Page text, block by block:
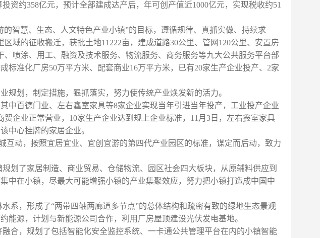
投资约358亿元，预计全部建成达产后，年可创产值近1000亿元，实现税收约51
智慧、生态、人文特色产业小镇”的目标，遵循规律、真抓实做、持续求
区域的征收搬迁，获批土地11222亩，建成道路30公里、管网 120公里、安置房
、喷涂、用工、融资及技术服务、物流服务、商务服务等九大公共服务平台部
标准化厂房50万平方米、配套商业16万平方米，已有20家生产企业投产、 2家
规划，制定措施，狠抓落实，努力使传统产业焕发新的活力。
中百德门业、左右鑫室家具等8家企业实现当年引进当年投产，工业投产企业
贸企业正常营业， 10家生产企业达到规上企业标准， 11 月 3日，左右鑫室家具
中心挂牌的家居企业。
互动，按照宜居宜业、宜创宜游的第四代产业园区的标准，谋定而后动，致力
划了家居制造、商业贸易、仓储物流、园区社会四大板块，从原辅料供应到
中在小镇，尽最大可能增强小镇的产业集聚效应，努力把小镇打造成中国中
系，形成了“两带四轴两廊道多节点”的总体结构和疏密有致的绿地生态景观
能源，计划与新能源公司合作，利用厂房屋顶建设光伏发电基地。
合，规划了包括智能化安全监控系统、一卡通公共管理平台在内的小镇智能